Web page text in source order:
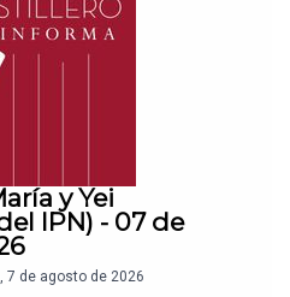
y Yei
IPN) - 07 de
7 de agosto de 2026